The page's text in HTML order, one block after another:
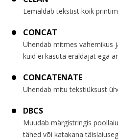
Eemaldab tekstist kõik
CONCAT
Ühendab mitmes vahemikus
kuid ei kasuta eraldajat ega
CONCATENATE
Ühendab mitu tekstiüksust
DBCS
Muudab märgistringis
tähed või katakana